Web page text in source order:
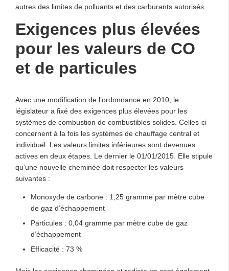
autres des limites de polluants et des carburants autorisés.
Exigences plus élevées
pour les valeurs de CO
et de particules
Avec une modification de l’ordonnance en 2010, le
législateur a fixé des exigences plus élevées pour les
systèmes de combustion de combustibles solides. Celles-ci
concernent à la fois les systèmes de chauffage central et
individuel. Les valeurs limites inférieures sont devenues
actives en deux étapes. Le dernier le 01/01/2015. Elle stipule
qu’une nouvelle cheminée doit respecter les valeurs
suivantes :
Monoxyde de carbone : 1,25 gramme par mètre cube
de gaz d’échappement
Particules : 0,04 gramme par mètre cube de gaz
d’échappement
Efficacité : 73 %